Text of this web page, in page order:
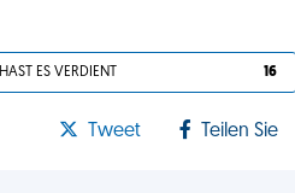
ES VERDIENT 16
Tweet Teilen Sie